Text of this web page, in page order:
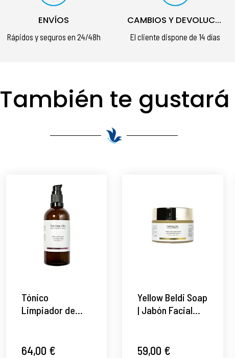
ENVÍOS
Rápidos y seguros en 24/48h
CAMBIOS Y DEVOLUCIONES
El cliente dispone de 14 días
También te gustará
Tónico
Limpiador de
Equilibrio y
64,00 €
Yellow Beldi Soap
| Jabón Facial
50ml - Sublime
59,00 €